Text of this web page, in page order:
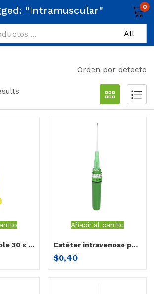
"Intramuscular" 0
Orden por defecto
Aguja descartable 30 x 1/2 Vanaguja ND-30X1/2/DL
Añadir al carrito
Catéter intravenoso periférico sin aletas Healvan 18 por unidad
$0,40